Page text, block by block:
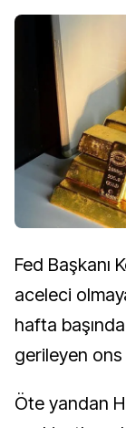
Fed Başkanı
aceleci
hafta
gerileyen ons
Öte yandan